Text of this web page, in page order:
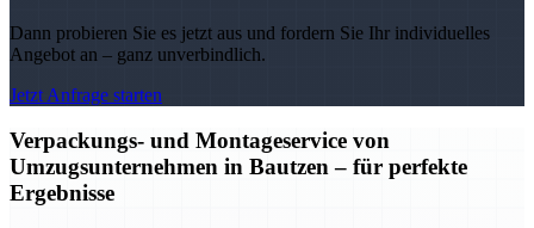
Dann probieren Sie es jetzt aus und fordern Sie Ihr individuelles
Angebot an – ganz unverbindlich.
Jetzt Anfrage starten
Verpackungs- und Montageservice von
Umzugsunternehmen in Bautzen – für perfekte
Ergebnisse